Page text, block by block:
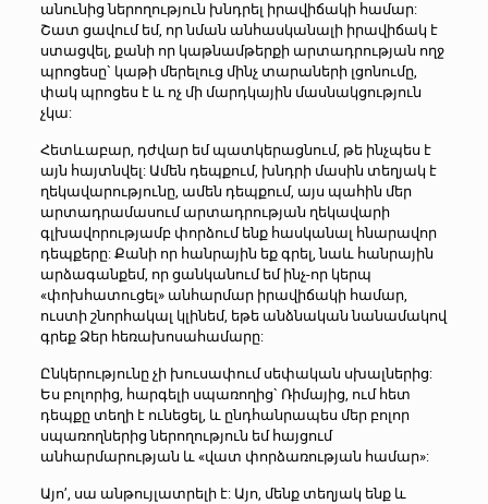
անունից ներողություն խնդրել իրավիճակի համար:
Շատ ցավում եմ, որ նման անհասկանալի իրավիճակ է
ստացվել, քանի որ կաթնամթերքի արտադրության ողջ
պրոցեսը` կաթի մերելուց մինչ տարաների լցոնումը,
փակ պրոցես է և ոչ մի մարդկային մասնակցություն
չկա:
Հետևաբար, դժվար եմ պատկերացնում, թե ինչպես է
այն հայտնվել: Ամեն դեպքում, խնդրի մասին տեղյակ է
ղեկավարությունը, ամեն դեպքում, այս պահին մեր
արտադրամասում արտադրության ղեկավարի
գլխավորությամբ փորձում ենք հասկանալ հնարավոր
դեպքերը: Քանի որ հանրային եք գրել, նաև հանրային
արձագանքեմ, որ ցանկանում եմ ինչ-որ կերպ
«փոխհատուցել» անհարմար իրավիճակի համար,
ուստի շնորհակալ կլինեմ, եթե անձնական նանամակով
գրեք Ձեր հեռախոսահամարը:
Ընկերությունը չի խուսափում սեփական սխալներից:
Ես բոլորից, հարգելի սպառողից` Ռիմայից, ում հետ
դեպքը տեղի է ունեցել, և ընդհանրապես մեր բոլոր
սպառողներից ներողություն եմ հայցում
անհարմարության և «վատ փորձառության համար»:
Այո’, սա անթույլատրելի է: Այո, մենք տեղյակ ենք և